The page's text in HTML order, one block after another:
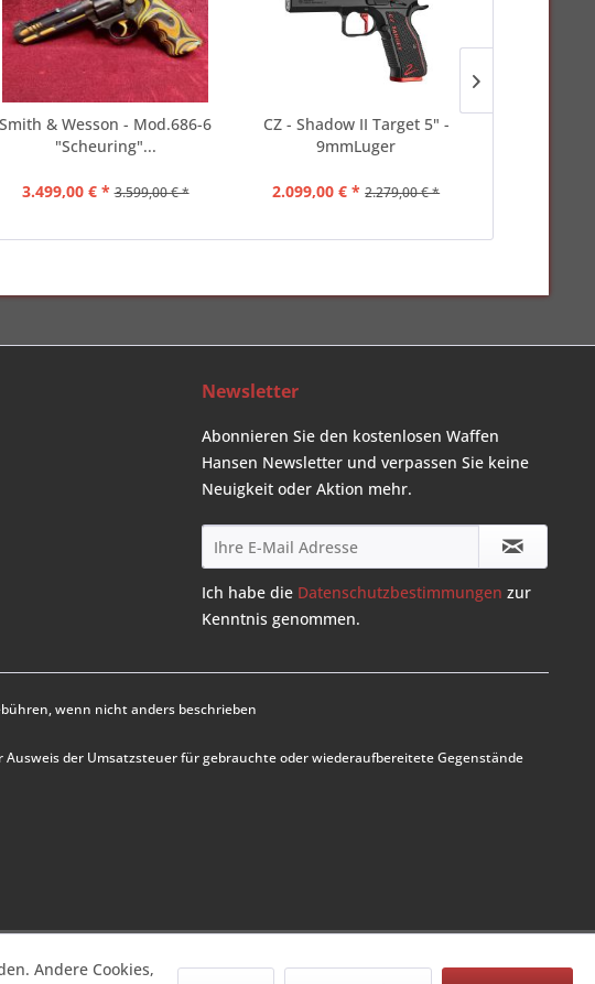
Smith & Wesson - Mod.686-6
"Scheuring"...
3.499,00 € * 3.599,00 € *
CZ - Shadow II Target 5" -
9mmLuger
2.099,00 € * 2.279,00 € *
Newsletter
Abonnieren Sie den kostenlosen Waffen
Hansen Newsletter und verpassen Sie keine
Neuigkeit oder Aktion mehr.
Ich habe die Datenschutzbestimmungen zur
Kenntnis genommen.
wenn nicht anders beschrieben
der Umsatzsteuer für gebrauchte oder wiederaufbereitete Gegenstände
Andere Cookies,